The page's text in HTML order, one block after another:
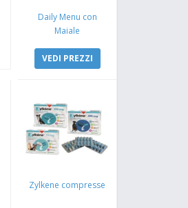
Daily Menu con
Maiale
VEDI PREZZI
Zylkene compresse